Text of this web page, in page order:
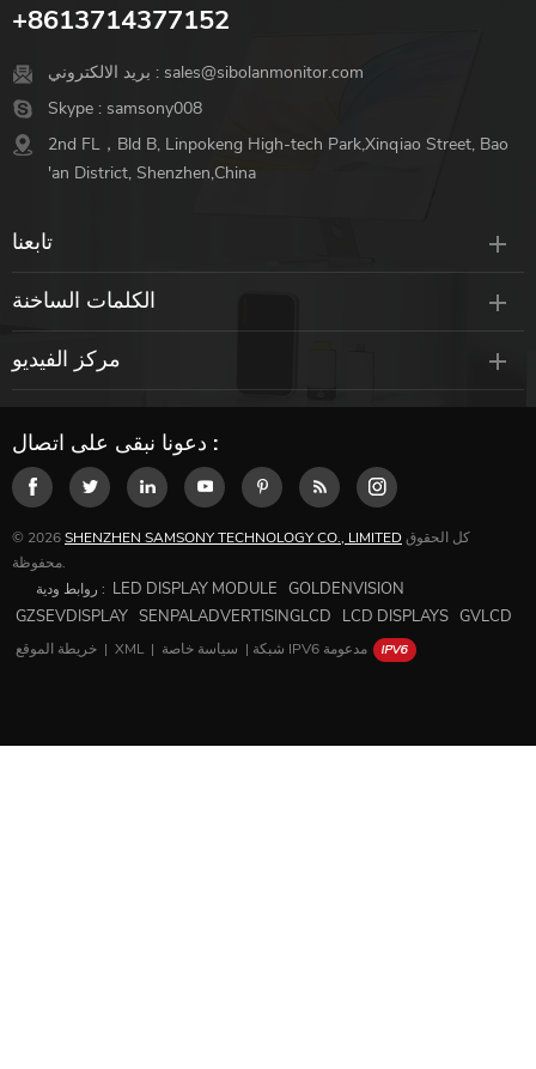
+8613714377152
بريد الالكتروني : sales@sibolanmonitor.com
Skype : samsony008
2nd FL，Bld B, Linpokeng High-tech Park,Xinqiao Street, Bao
'an District, Shenzhen,China
تابعنا
الكلمات الساخنة
مركز الفيديو
دعونا نبقى على اتصال :
© 2026SHENZHEN SAMSONY TECHNOLOGY CO., LIMITED
محفوظة.
روابط ودية : LED DISPLAY MODULE GOLDENVISION
GZSEVDISPLAY SENPALADVERTISINGLCD LCD DISPLAYS GVLCD
خريطة الموقع | XML | سياسة خاصة | شبكة IPV6 مدعومة